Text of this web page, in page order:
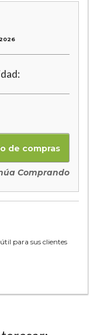
Comprando
para sus clientes